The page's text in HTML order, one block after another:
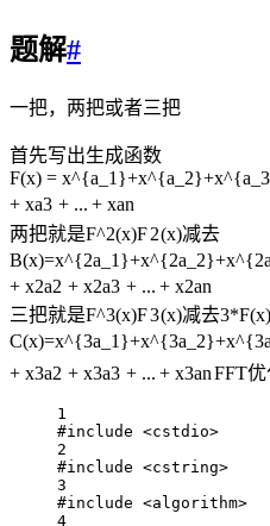
题解#
一把，两把或者三把
首先写出生成函数
F(x) =
+ xa3 + ... + xan
两把就是F^2(x)F2(x)减去
+ x2a2 + x2a3 + ... + x2an
三把就是F^3(x)F3(x)减去
+ x3a2 + x3a3 + ... + x3anFFT
1
#include <cstdio>
2
#include <cstring>
3
#include <algorithm>
4